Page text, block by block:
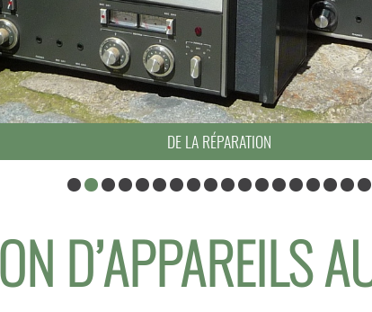
DE LA RÉPARATION
D’APPAREILS